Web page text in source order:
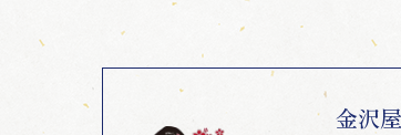
金沢